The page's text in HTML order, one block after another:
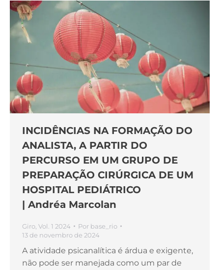
INCIDÊNCIAS NA FORMAÇÃO DO
ANALISTA, A PARTIR DO
PERCURSO EM UM GRUPO DE
PREPARAÇÃO CIRÚRGICA DE UM
HOSPITAL PEDIÁTRICO
| Andréa Marcolan
Giro Vol. 1 2024 Por base_rio
13 de novembro de 2024
A atividade psicanalítica é árdua e exigente,
não pode ser manejada como um par de